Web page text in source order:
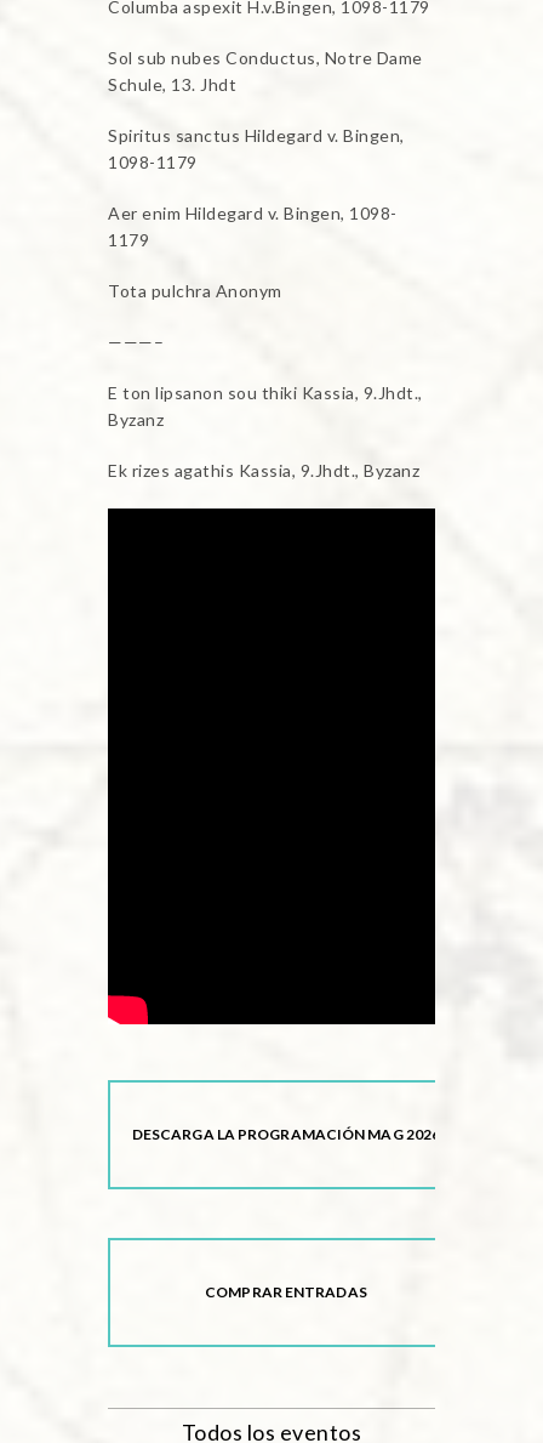
Columba aspexit H.v.Bingen, 1098-1179
Sol sub nubes Conductus, Notre Dame
Schule, 13. Jhdt
Spiritus sanctus Hildegard v. Bingen,
1098-1179
Aer enim Hildegard v. Bingen, 1098-
1179
Tota pulchra Anonym
———–
E ton lipsanon sou thiki Kassia, 9.Jhdt.,
Byzanz
Ek rizes agathis Kassia, 9.Jhdt., Byzanz
DESCARGA LA PROGRAMACIÓN MAG 2026
COMPRAR ENTRADAS
Todos los eventos